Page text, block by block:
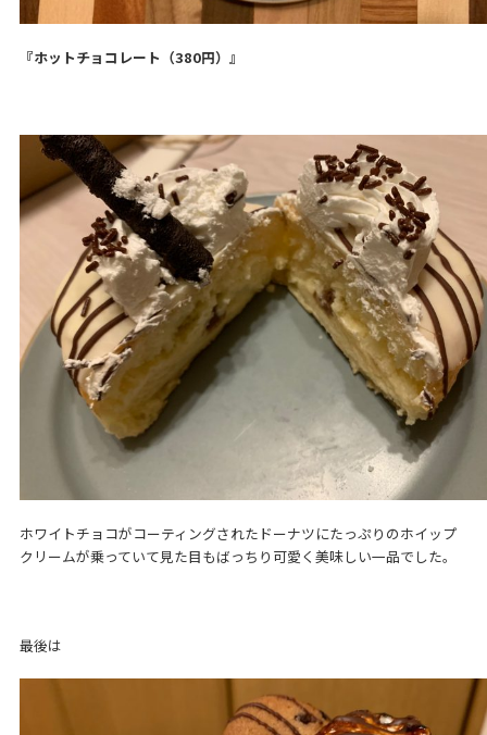
『ホットチョコレート（380円）』
ホワイトチョコがコーティングされたドーナツにたっぷりのホイップ
クリームが乗っていて見た目もばっちり可愛く美味しい一品でした。
最後は